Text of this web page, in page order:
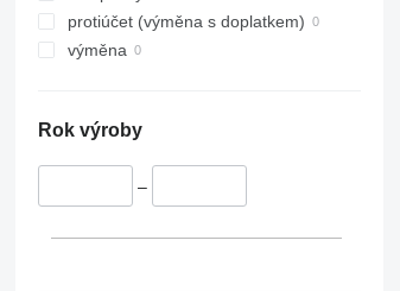
protiúčet (výměna s doplatkem)
výměna
Rok výroby
–